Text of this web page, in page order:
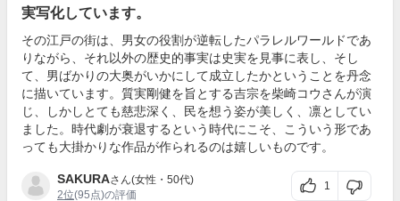
実写化しています。
その江戸の街は、男女の役割が逆転したパラレルワールドであ
りながら、それ以外の歴史的事実は史実を見事に表し、そし
て、男ばかりの大奥がいかにして成立したかということを丹念
に描いています。質実剛健を旨とする吉宗を柴崎コウさんが演
じ、しかしとても慈悲深く、民を想う姿が美しく、凛としてい
ました。時代劇が衰退するという時代にこそ、こういう形であ
っても大掛かりな作品が作られるのは嬉しいものです。
SAKURAさん(女性・50代)
2位(95点)の評価
1